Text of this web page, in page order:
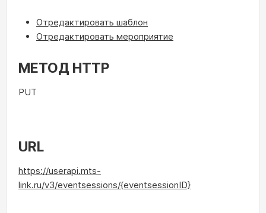
Отредактировать шаблон
Отредактировать мероприятие
МЕТОД HTTP
PUT
URL
https://userapi.mts-
link.ru/v3/eventsessions/{eventsessionID}